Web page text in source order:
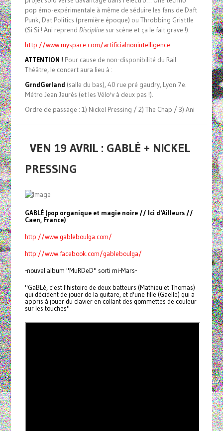
pop émo-expérimentale à même de séduire les fans de Daft
Punk, Dat Politics (première époque) ou Throbbing Gristtle
(Si Si ! Ani reprend Disciplinesur scène et ça le fait grave !).
http://www.myspace.com/artificialnonintelligence
ATTENTION ! Pour cause de non-disponibilité du Rail
Théâtre, le concert aura lieu à :
GrndGerland (salle du bas), 40 rue pré gaudry, Lyon 7e.
Métro Jean Jaurès (et les Vélo'v à deux pas !).
Ordre de passage : 1) Nickel Pressing / 2) The Chap / 3) Ani
VEN 19 AVRIL : GABLÉ + NICKEL
PRESSING
GABLÉ (pop organique et magie noire // Ici d'Ailleurs //
Caen, France)
http://www.gableboulga.com/
http://www.facebook.com/gableboulga/
-nouvel album "MuRDeD" sorti mi-Mars-
"GaBLé, c'est l'histoire de deux batteurs (Mathieu et Thomas)
qui décident de jouer de la guitare, et d'une fille (Gaëlle) qui a
appris à jouer du clavier en collant des gommettes de couleur
sur les touches"